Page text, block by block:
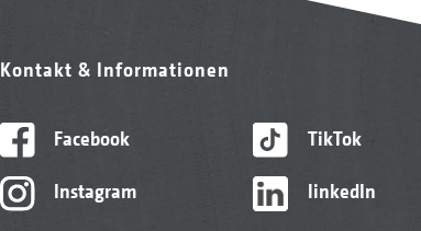
Kontakt & Informationen
Facebook
Instagram
TikTok
linkedIn